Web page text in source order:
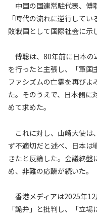
中国の国連常駐代表、傅
「時代の流れに逆行して
敗戦国として国際社会に示
傅聡は、80年前に日本の
を行ったと主張し、「軍国
ファシズムの亡霊を再びよ
た。そのうえで、日本側に
めて求めた。
これに対し、山崎大使は
ず不適切だと述べ、日本は
きたと反論した。会議終盤
め、非難の応酬が続いた。
香港メディアは2025年
「詭弁」と批判し、「立